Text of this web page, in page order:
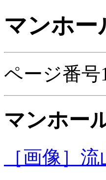
マンホー
ページ番
マンホー
［画像］